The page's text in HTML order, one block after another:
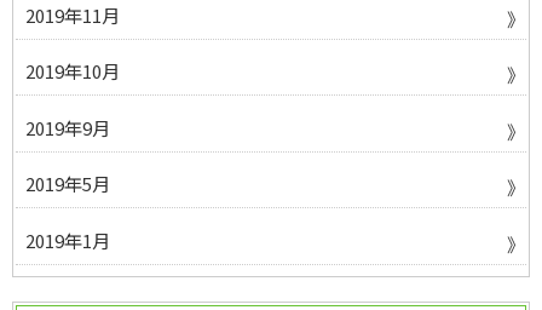
2019年11月
2019年10月
2019年9月
2019年5月
2019年1月